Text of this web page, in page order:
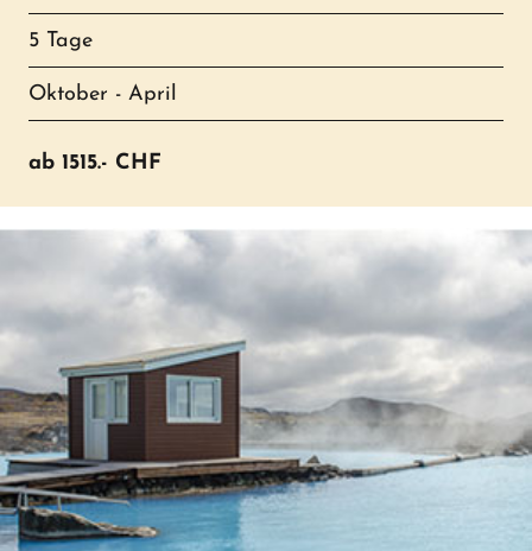
5 Tage
Oktober - April
ab 1515.- CHF